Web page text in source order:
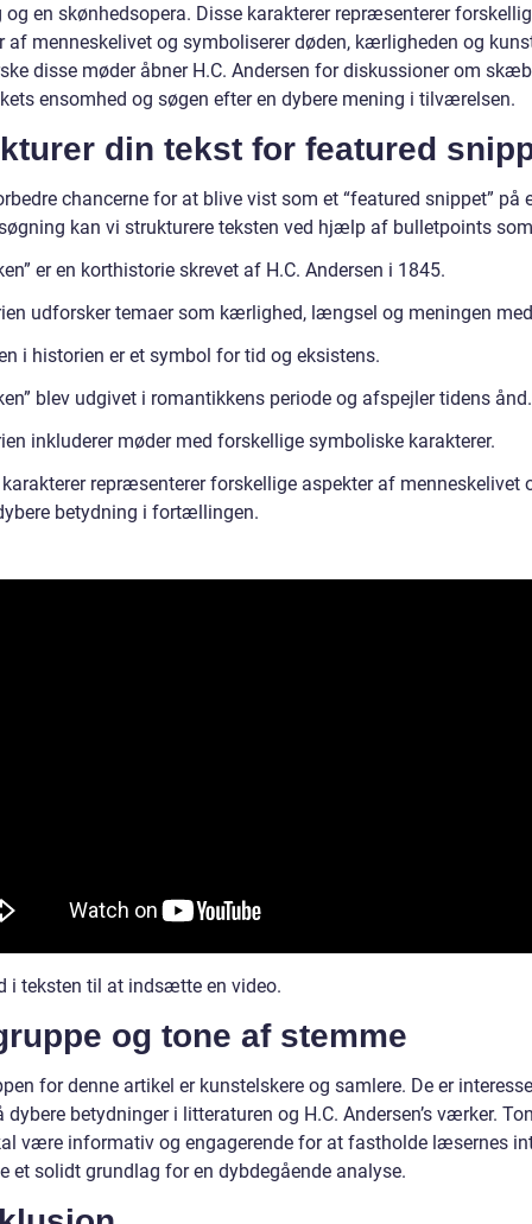
og en skønhedsopera. Disse karakterer repræsenterer
af menneskelivet og symboliserer døden, kærligheden og
disse møder åbner H.C. Andersen for diskussioner om
ensomhed og søgen efter en dybere mening i tilværelsen.
din tekst for featured
chancerne for at blive vist som et “featured snippet” på
kan vi strukturere teksten ved hjælp af bulletpoints
er en korthistorie skrevet af H.C. Andersen i 1845.
udforsker temaer som kærlighed, længsel og meningen
i historien er et symbol for tid og eksistens.
blev udgivet i romantikkens periode og afspejler tidens ånd.
inkluderer møder med forskellige symboliske karakterer.
repræsenterer forskellige aspekter af menneskelivet
betydning i fortællingen.
i teksten til at indsætte en video.
og tone af stemme
for denne artikel er kunstelskere og samlere. De er
dybere betydninger i litteraturen og H.C. Andersen’s værker.
være informativ og engagerende for at fastholde læsernes
et solidt grundlag for en dybdegående analyse.